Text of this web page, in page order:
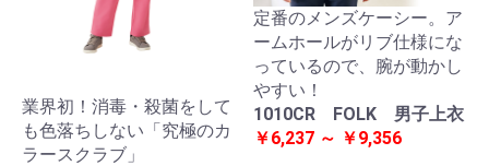
業界初！消毒・殺菌をして
も色落ちしない「究極のカ
ラースクラブ」
定番のメンズケーシー。ア
ームホールがリブ仕様にな
っているので、腕が動かし
やすい！
1010CR FOLK 男子上衣
￥6,237 ～ ￥9,356